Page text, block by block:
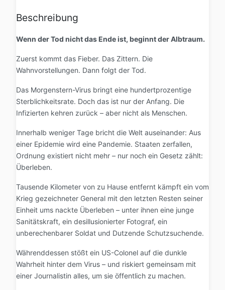
Beschreibung
Wenn der Tod nicht das Ende ist, beginnt der Albtraum.
Zuerst kommt das Fieber. Das Zittern. Die
Wahnvorstellungen. Dann folgt der Tod.
Das Morgenstern-Virus bringt eine hundertprozentige
Sterblichkeitsrate. Doch das ist nur der Anfang. Die
Infizierten kehren zurück – aber nicht als Menschen.
Innerhalb weniger Tage bricht die Welt auseinander: Aus
einer Epidemie wird eine Pandemie. Staaten zerfallen,
Ordnung existiert nicht mehr – nur noch ein Gesetz zählt:
Überleben.
Tausende Kilometer von zu Hause entfernt kämpft ein vom
Krieg gezeichneter General mit den letzten Resten seiner
Einheit ums nackte Überleben – unter ihnen eine junge
Sanitätskraft, ein desillusionierter Fotograf, ein
unberechenbarer Soldat und Dutzende Schutzsuchende.
Währenddessen stößt ein US-Colonel auf die dunkle
Wahrheit hinter dem Virus – und riskiert gemeinsam mit
einer Journalistin alles, um sie öffentlich zu machen.